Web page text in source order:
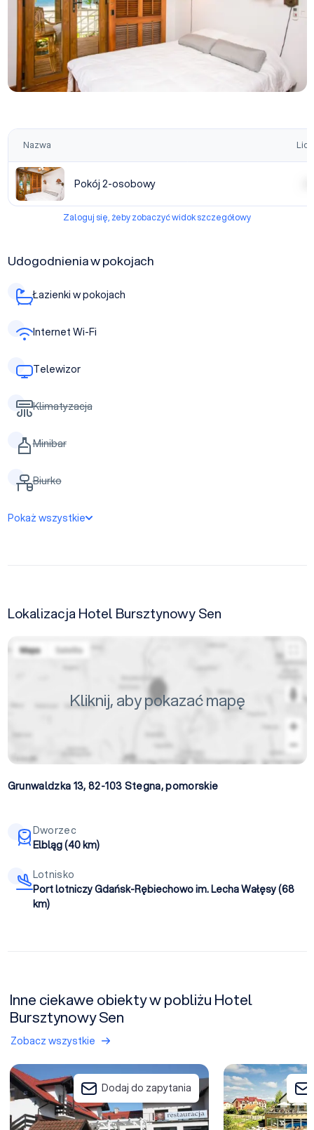
Nazwa
Pokój 2-osobowy
Zaloguj się, żeby zobaczyć widok szczegółowy
Udogodnienia w pokojach
Łazienki w pokojach
Internet Wi-Fi
Telewizor
Klimatyzacja
Minibar
Biurko
Pokaż wszystkie
Lokalizacja Hotel Bursztynowy Sen
Kliknij, aby pokazać mapę
Grunwaldzka 13, 82-103 Stegna,pomorskie
Dworzec
Elbląg (40 km)
Lotnisko
Port lotniczy Gdańsk-Rębiechowo im. Lecha Wałęsy (68
km)
Inne ciekawe obiekty w pobliżu Hotel
Bursztynowy Sen
Zobacz wszystkie
Barcelona Rooms
Dodaj do zapytania
Tristan Hotel &